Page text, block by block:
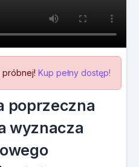
próbnej! Kup pełny dostęp!
poprzeczna
wyznacza